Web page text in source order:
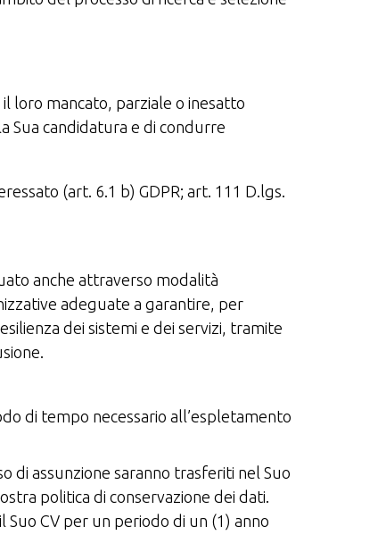
loro mancato, parziale o inesatto
Sua candidatura e di condurre
(art. 6.1 b) GDPR; art. 111 D.lgs.
anche attraverso modalità
adeguate a garantire, per
dei sistemi e dei servizi, tramite
di tempo necessario all’espletamento
di assunzione saranno trasferiti nel Suo
politica di conservazione dei dati.
Suo CV per un periodo di un (1) anno